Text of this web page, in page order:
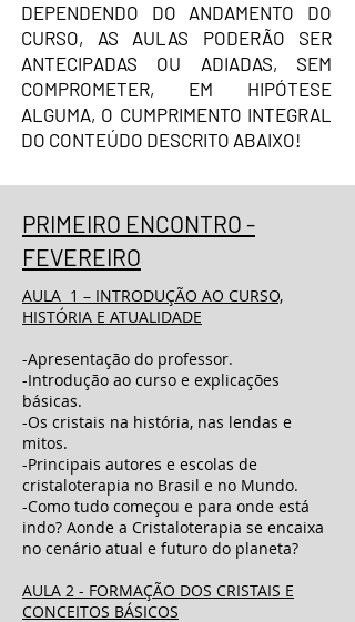
DEPENDENDO DO ANDAMENTO DO
CURSO, AS AULAS PODERÃO SER
ANTECIPADAS OU ADIADAS, SEM
COMPROMETER, EM HIPÓTESE
ALGUMA, O CUMPRIMENTO INTEGRAL
DO CONTEÚDO DESCRITO ABAIXO!
PRIMEIRO ENCONTRO -
FEVEREIRO
AULA 1 – INTRODUÇÃO AO CURSO,
HISTÓRIA E ATUALIDADE
-Apresentação do professor.
-Introdução ao curso e explicações
básicas.
-Os cristais na história, nas lendas e
mitos.
-Principais autores e escolas de
cristaloterapia no Brasil e no Mundo.
-Como tudo começou e para onde está
indo? Aonde a Cristaloterapia se encaixa
no cenário atual e futuro do planeta?
AULA 2 - FORMAÇÃO DOS CRISTAIS E
CONCEITOS BÁSICOS